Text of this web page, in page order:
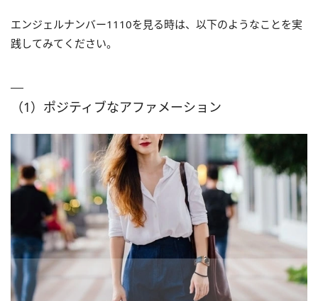
エンジェルナンバー1110を見る時は、以下のようなことを実
践してみてください。
（1）ポジティブなアファメーション